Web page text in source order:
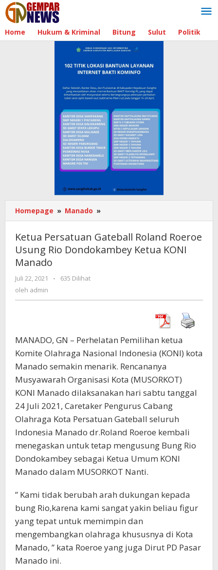
Lewati
ke
konten
Home Hukum & Kriminal Bitung Sulut Politik
Homepage » Manado »
Persatuan
Roland
Roeroe
KONI
Ketua Persatuan Gateball Roland Roeroe
Usung Rio Dondokambey Ketua KONI
Manado
Juli 22, 2021
oleh
-
635 Dilihat
oleh admin
MANADO, GN – Perhelatan Pemilihan ketua
Komite Olahraga Nasional Indonesia (KONI) kota
Manado semakin menarik. Rencananya
Musyawarah Organisasi Kota (MUSORKOT)
KONI Manado dilaksanakan hari sabtu tanggal
24 Juli 2021, Caretaker Pengurus Cabang
Olahraga Kota Persatuan Gateball seluruh
Indonesia Manado dr.Roland Roeroe kembali
menegaskan untuk tetap mengusung Bung Rio
Dondokambey sebagai Ketua Umum KONI
Manado dalam MUSORKOT Nanti.
” Kami tidak berubah arah dukungan kepada
bung Rio,karena kami sangat yakin beliau figur
yang tepat untuk memimpin dan
mengembangkan olahraga khususnya di Kota
Manado, ” kata Roeroe yang juga Dirut PD Pasar
Manado ini.